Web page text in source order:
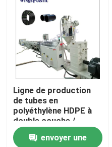
Produits
Au sujet de nous
Ligne de production
de tubes en
polyéthylène HDPE à
double couche /
machine de
fabricationenvoyer une